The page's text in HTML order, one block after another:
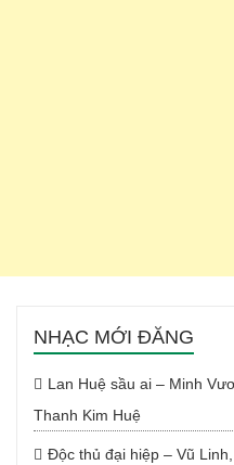
NHẠC MỚI ĐĂNG
Lan Huệ sầu ai – Minh
Thanh Kim Huệ
Độc thủ đại hiệp – Vũ